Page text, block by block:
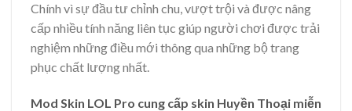
Chính vì sự đầu tư chỉnh chu, vượt trội và được nâng
cấp nhiều tính năng liên tục giúp người chơi được trải
nghiệm những điều mới thông qua những bộ trang
phục chất lượng nhất.
Mod Skin LOL Pro cung cấp skin Huyền Thoại miễn